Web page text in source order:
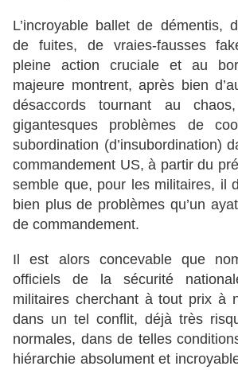
L’incroyable ballet de démentis,
de fuites, de vraies-fausses
pleine action cruciale et au
majeure montrent, après bien
désaccords tournant au
gigantesques problèmes de
subordination (d’insubordination)
commandement US, à partir du
semble que, pour les militaires, il
bien plus de problèmes qu’un
de commandement.
Il est alors concevable que
officiels de la sécurité
militaires cherchant à tout prix à
dans un tel conflit, déjà très
normales, dans de telles
hiérarchie absolument et